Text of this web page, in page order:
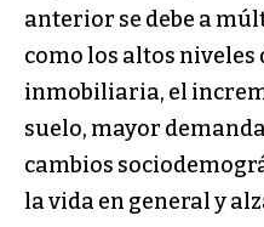
anterior se debe a
como los altos niveles
inmobiliaria, el
suelo, mayor
cambios
la vida en general y